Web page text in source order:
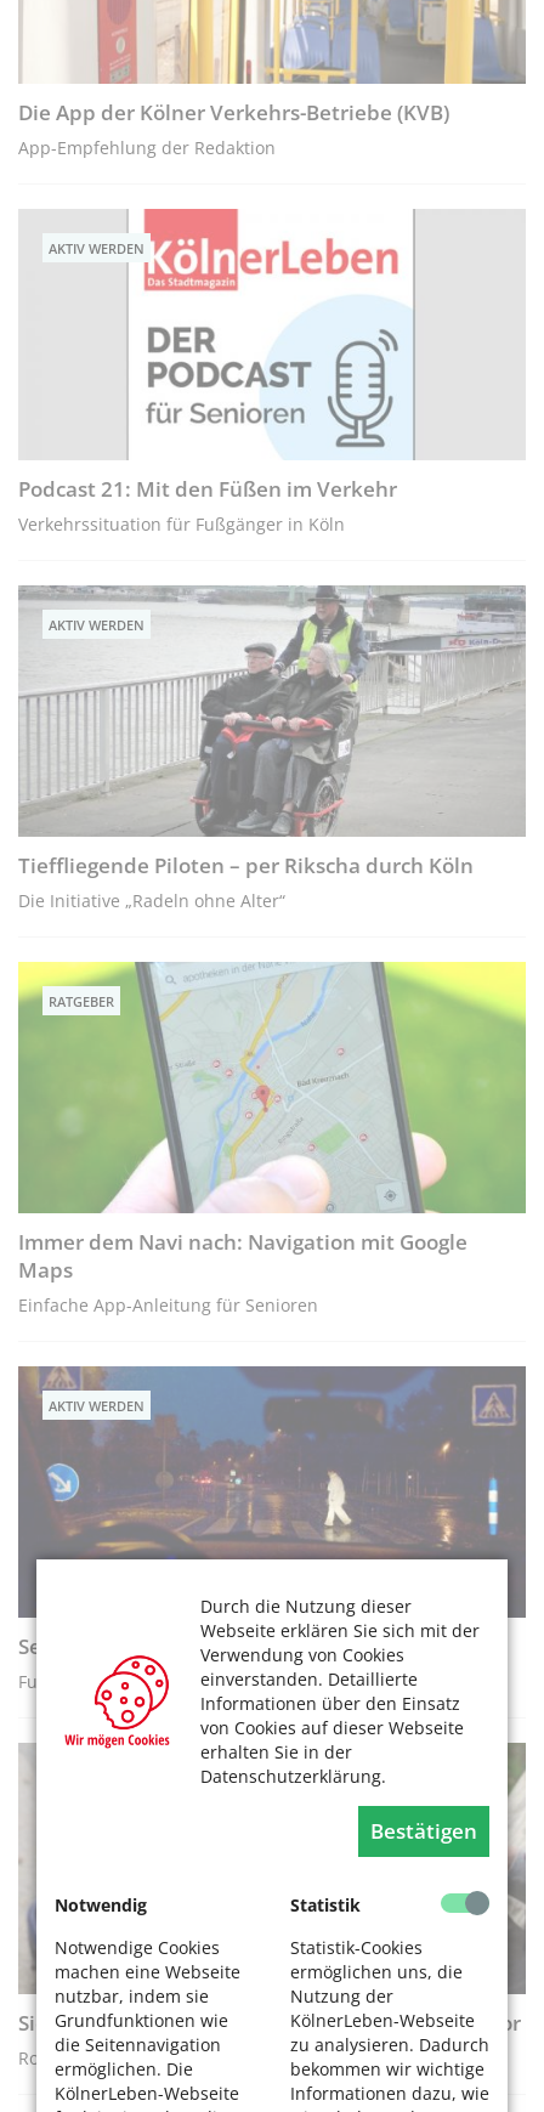
Durch die Nutzung dieser
Webseite erklären Sie sich mit der
Verwendung von Cookies
einverstanden. Detaillierte
Informationen über den Einsatz
von Cookies auf dieser Webseite
erhalten Sie in der
Datenschutzerklärung.
Bestätigen
Notwendig
Notwendige Cookies
machen eine Webseite
nutzbar, indem sie
Grundfunktionen wie
die Seitennavigation
ermöglichen. Die
KölnerLeben-Webseite
Statistik
Statistik-Cookies
ermöglichen uns, die
Nutzung der
KölnerLeben-Webseite
zu analysieren. Dadurch
bekommen wir wichtige
Informationen dazu, wie
Die App der Kölner Verkehrs-Betriebe (KVB)
App-Empfehlung der Redaktion
AKTIV WERDEN
Podcast 21: Mit den Füßen im Verkehr
Verkehrssituation für Fußgänger in Köln
AKTIV WERDEN
Tieffliegende Piloten – per Rikscha durch Köln
Die Initiative „Radeln ohne Alter“
RATGEBER
Immer dem Navi nach: Navigation mit Google
Maps
Einfache App-Anleitung für Senioren
AKTIV WERDEN
Sehen und gesehen werden – Fußgänger
Fußgänger im Großstadtverkehr
Sicher über schwieriges Pflaster – mit dem Rollator
Rollatoren sichern Millionen Menschen Mobilität